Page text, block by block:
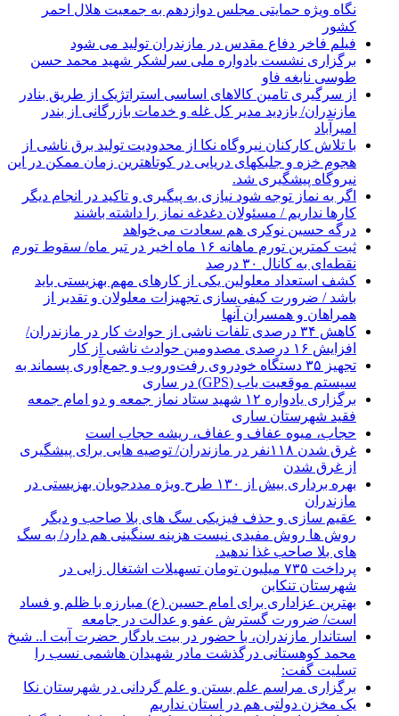
نگاه ویژه حمایتی مجلس دوازدهم به جمعیت هلال احمر
کشور
فیلم فاخر دفاع مقدس در مازندران تولید می شود
برگزاری نشست یادواره ملی سرلشکر شهید محمد حسن
طوسی نابغه فاو
از سرگیری تامین کالاهای اساسی استراتژیک از طریق بنادر
مازندران/ بازدید مدیر کل غله و خدمات بازرگانی از بندر
امیرآباد
با تلاش کارکنان نیروگاه نکا از محدودیت تولید برق ناشی از
هجوم خزه و جلبکهای دریایی در کوتاهترین زمان ممکن در این
نیروگاه پیشگیری شد.
اگر به نماز توجه شود نیازی به پیگیری و تاکید در انجام دیگر
کارها نداریم / مسئولان دغدغه نماز را داشته باشند
درگه حسین نوکری هم سعادت می‌خواهد
ثبت کمترین تورم ماهانه ۱۶ ماه اخیر در تیر ماه/ سقوط تورم
نقطه‌ای به کانال ۳۰ درصد
کشف استعداد معلولین یکی از کارهای مهم بهزیستی باید
باشد / ضرورت کیفی‌سازی تجهیزات معلولان و تقدیر از
همراهان و همسران آنها
کاهش ۳۴ درصدی تلفات ناشی از حوادث كار در مازندران/
افزایش ۱۶ درصدی مصدومین حوادث ناشی از کار
تجهیز ۳۵ دستگاه خودروی رفت‌وروب و جمع‌آوری پسماند به
سیستم موقعیت یاب (GPS) در ساری
برگزاری یادواره ۱۲ شهید ستاد نماز جمعه و دو امام جمعه
فقید شهرستان ساری
حجاب، میوه عفاف و عفاف، ریشه حجاب است
غرق شدن ۱۱۸نفر در مازندران/ توصيه هايی برای پيشگيری
از غرق شدن
بهره برداری بیش از ۱۳۰ طرح ویژه مددجویان بهزیستی در
مازندران
عقیم سازی و حذف فیزیکی سگ های بلا صاحب و دیگر
روش ها روش مفیدی نیست هزینه سنگینی هم دارد/ به سگ
های بلا صاحب غذا ندهید.
پرداخت ۷۳۵ میلیون تومان تسهیلات اشتغال زایی در
شهرستان تنکابن
بهترین عزاداری برای امام حسین (ع) مبارزه با ظلم و فساد
است/ ضرورت گسترش عفو و عدالت در جامعه
استاندار مازندران، با حضور در بیت یادگار حضرت آیت ا.. شیخ
محمد کوهستانی درگذشت مادر شهیدان هاشمی نسب را
تسلیت گفت:
برگزاری مراسم علم بستن و علم گردانی در شهرستان نکا
یک مخزن دولتی هم در استان نداریم